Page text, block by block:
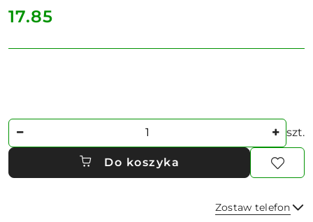
cena:
17.85
Ilość szt.
Do koszyka
Zostaw telefon